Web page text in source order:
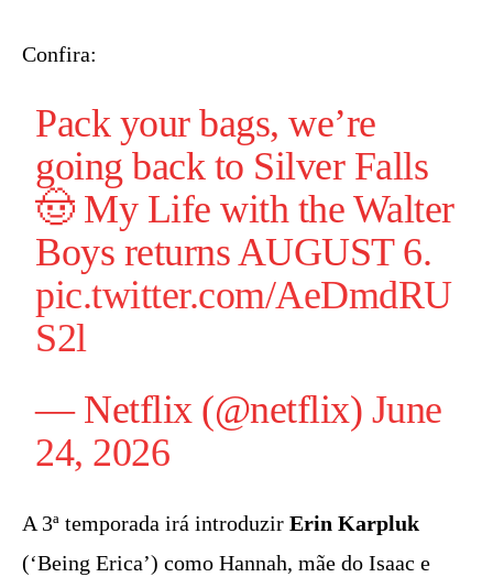
Confira:
Pack your bags, we’re
going back to Silver Falls
🤠 My Life with the Walter
Boys returns AUGUST 6.
pic.twitter.com/AeDmdRU
S2l
— Netflix (@netflix) June
24, 2026
A 3ª temporada irá introduzir Erin Karpluk
(‘Being Erica’) como Hannah, mãe do Isaac e